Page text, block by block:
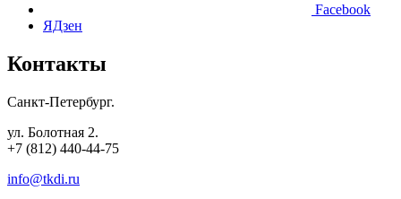
Facebook
ЯДзен
Контакты
Санкт-Петербург.
ул. Болотная 2.
+7 (812) 440-44-75
info@tkdi.ru